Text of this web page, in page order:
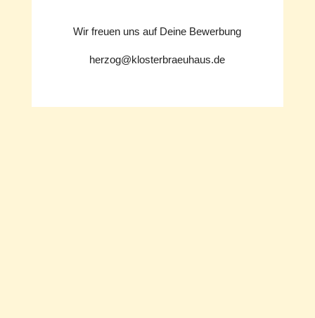
Wir freuen uns auf Deine Bewerbung
herzog@klosterbraeuhaus.de